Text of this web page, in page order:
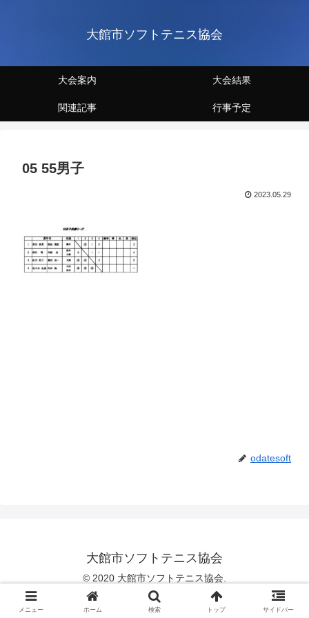
大館市ソフトテニス協会
大会案内 大会結果
関連記事 行事予定
05 55男子
2023.05.29
odatesoft
大館市ソフトテニス協会
© 2020 大館市ソフトテニス協会.
メニュー ホーム 検索 トップ サイドバー